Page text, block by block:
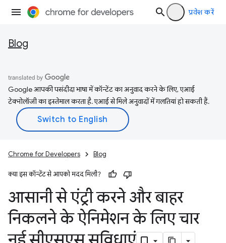
प्रवेश करें
Blog
Google आपकी पसंदीदा भाषा में कॉन्टेंट का अनुवाद करने के लिए, एआई
टेक्नोलॉजी का इस्तेमाल करता है. एआई से मिले अनुवादों में गलतियां हो सकती हैं.
Chrome for Developers Blog
क्या इस कॉन्टेंट से आपको मदद मिली?
आसानी से एंट्री करने और बाहर
निकलने के ऐनिमेशन के लिए चार